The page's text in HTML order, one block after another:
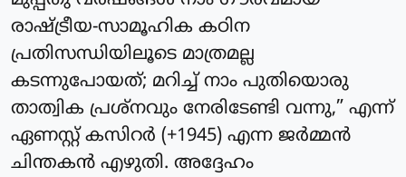
രാഷ്ട്രീയ-സാമൂഹിക കഠിന
പ്രതിസന്ധിയിലൂടെ മാത്രമല്ല
കടന്നുപോയത്; മറിച്ച് നാം പുതിയൊരു
താത്വിക പ്രശ്നവും നേരിടേണ്ടി വന്നു,” എന്ന്
ഏണസ്റ്റ് കസിറർ (+1945) എന്ന ജർമ്മൻ
ചിന്തകൻ എഴുതി. അദ്ദേഹം